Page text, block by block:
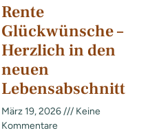
Rente
Glückwünsche –
Herzlich in den
neuen
Lebensabschnitt
März 19, 2026
Keine
Kommentare